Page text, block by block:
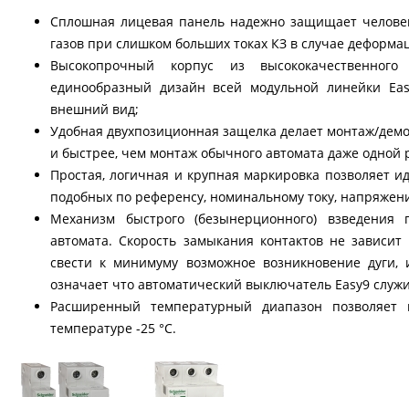
Сплошная лицевая панель надежно защищает
газов при слишком больших токах КЗ в случае
Высокопрочный корпус из
единообразный дизайн всей модульной линейки
внешний вид;
Удобная двухпозиционная защелка делает монтаж/
и быстрее, чем монтаж обычного автомата даже одной
Простая, логичная и крупная маркировка позволяет
подобных по референсу, номинальному току,
Механизм быстрого (безынерционного)
автомата. Скорость замыкания контактов не
свести к минимуму возможное возникновение дуги,
означает что автоматический выключатель Easy9
Расширенный температурный диапазон
температуре -25 °С.